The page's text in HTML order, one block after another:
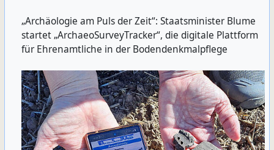
„Archäologie am Puls der Zeit“: Staatsminister Blume
startet „ArchaeoSurveyTracker“, die digitale Plattform
für Ehrenamtliche in der Bodendenkmalpflege